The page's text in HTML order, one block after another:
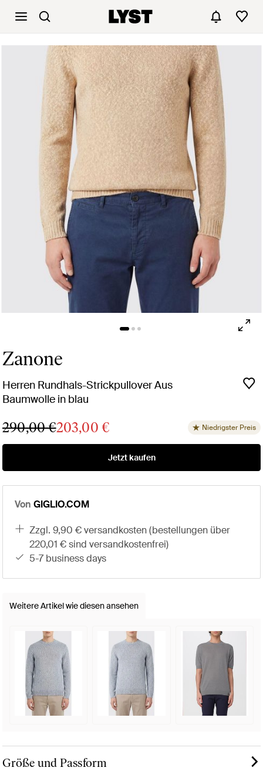
Zanone
Herren Rundhals-Strickpullover Aus
Baumwolle in blau
290,00 €203,00 € Niedrigster Preis
Jetzt kaufen
Von GIGLIO.COM
zzgl. 9,90 € versandkosten (bestellungen über
220,01 € sind versandkostenfrei)
5-7 business days
Weitere Artikel wie diesen ansehen
Größe und Passform